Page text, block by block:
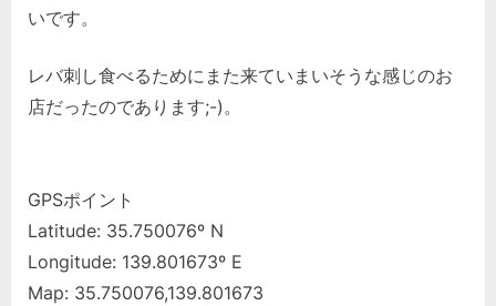
いです。
レバ刺し食べるためにまた来ていまいそうな感じのお
店だったのであります;-)。
GPSポイント
Latitude: 35.750076º N
Longitude: 139.801673º E
Map: 35.750076,139.801673